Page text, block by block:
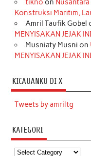
tikno on
Konstruksi Maritim,
Amril Taufik Gobel
MENYISAKAN JEJAK
Musniaty Musni on
MENYISAKAN JEJAK
KICAUANKU DI X
Tweets by amriltg
KATEGORI
Kategori